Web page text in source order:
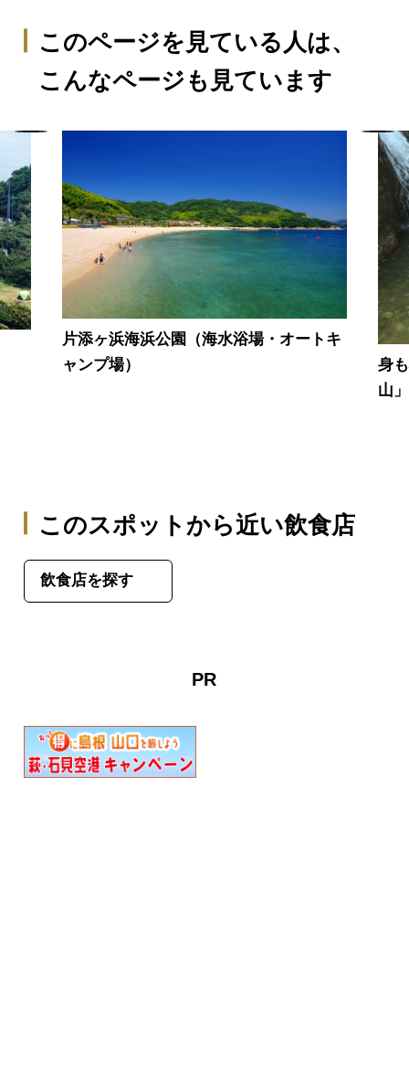
このページを見ている人は、
こんなページも見ています
片添ヶ浜海浜公園（海水浴場・オートキ
ャンプ場）
身
山
このスポットから近い飲食店
飲食店を探す
PR